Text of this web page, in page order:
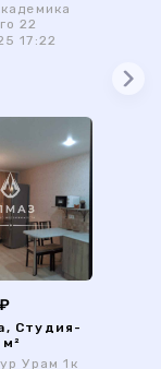
22
17:22
Студия-
Урам 1к